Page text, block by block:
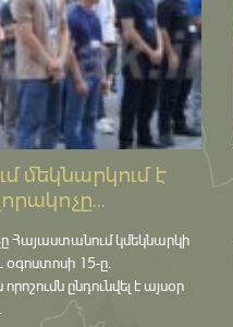
մեկնարկում է
Հայաստանում կմեկնարկի
օգոստոսի 15-ը․
ընդունվել է այսօր